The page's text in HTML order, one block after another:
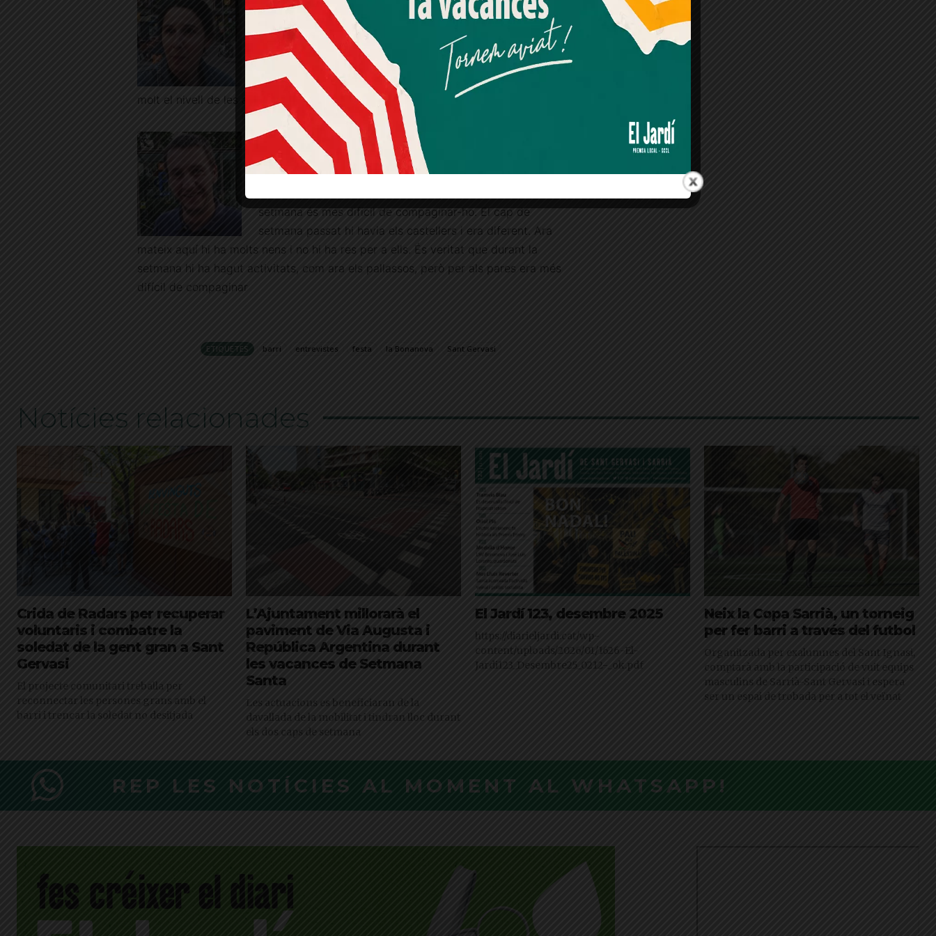
—Hem trobat a faltar moltes coses. Hem anat a Sarrià, on
hi havia una mostra de comerç, i allà hi ha més activitat
que aquí.
—Més activitats pròpies de Festa Major: gegants,
correfoc, batucada, etc. D’uns anys cap aquí ha baixat
molt el nivell de les activitats.
Òscar
, informàtic.
—No en tinc una idea gaire completa. És el primer cop
que vinc a una activitat aquest any.
setmana és més difícil de compaginar-ho. El cap de
setmana passat hi havia els castellers i era diferent. Ara
mateix aquí hi ha molts nens i no hi ha res per a ells. És veritat que durant la
setmana hi ha hagut activitats, com ara els pallassos, però per als pares era més
difícil de compaginar
ETIQUETES barri entrevistes festa la Bonanova Sant Gervasi
Notícies relacionades
Crida de Radars per recuperar
voluntaris i combatre la
soledat de la gent gran a Sant
Gervasi
El projecte comunitari treballa per
reconnectar les persones grans amb el
barri i trencar la soledat no desitjada
L’Ajuntament millorarà el
paviment de Via Augusta i
República Argentina durant
les vacances de Setmana
Santa
Les actuacions es beneficiaran de la
davallada de la mobilitat i tindran lloc durant
els dos caps de setmana
El Jardí 123, desembre 2025
https://diarieljardi.cat/wp-
content/uploads/2026/01/1626-El-
Jardi123_Desembre25_0212-_ok.pdf
Neix la Copa Sarrià, un torneig
per fer barri a través del futbol
Organitzada per exalumnes del Sant Ignasi,
comptarà amb la participació de vuit equips
masculins de Sarrià-Sant Gervasi i espera
ser un espai de trobada per a tot el veïnat
REP LES NOTÍCIES AL MOMENT AL WHATSAPP!
Més informació Acceptar Rebutjar tot
Quan l’usuari crea un compte al Diari el Jardí, dona el seu
consentiment explícit per rebre comunicacions
informatives relacionades amb el servei. Aquest
consentiment pot ser revocat en qualsevol moment
mitjançant l’enllaç de baixa present a tots els correus.